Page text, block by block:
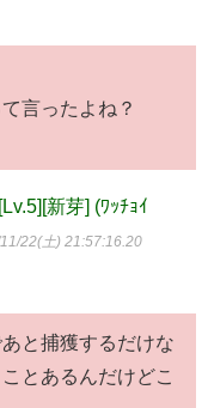
言ったよね？
新芽] (ﾜｯﾁｮｲ
11/22(土) 21:57:16.20
と捕獲するだけな
とあるんだけどこ